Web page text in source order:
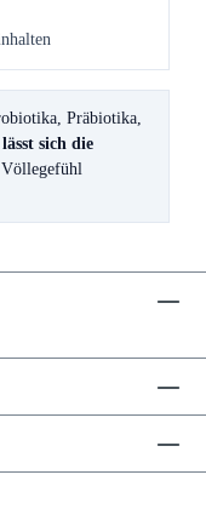
Präbiotika,
lässt sich die